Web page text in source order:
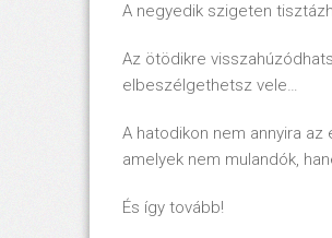
A negyedik szigeten
Az ötödikre
elbeszélgethetsz vele…
A hatodikon nem annyira
amelyek nem mulandók,
És így tovább!